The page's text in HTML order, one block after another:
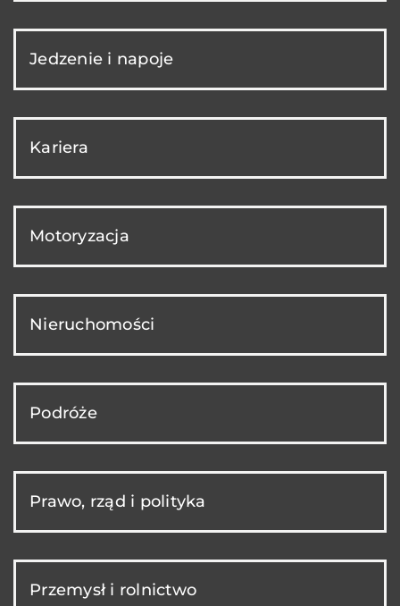
Jedzenie i napoje
Kariera
Motoryzacja
Nieruchomości
Podróże
Prawo, rząd i polityka
Przemysł i rolnictwo